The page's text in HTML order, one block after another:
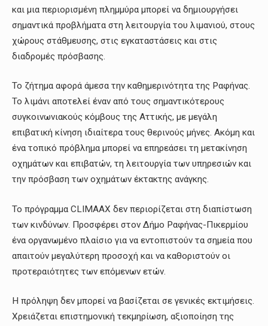
και μια περιορισμένη πλημμύρα μπορεί να δημιουργήσει
σημαντικά προβλήματα στη λειτουργία του λιμανιού, στους
χώρους στάθμευσης, στις εγκαταστάσεις και στις
διαδρομές πρόσβασης.
Το ζήτημα αφορά άμεσα την καθημερινότητα της Ραφήνας.
Το λιμάνι αποτελεί έναν από τους σημαντικότερους
συγκοινωνιακούς κόμβους της Αττικής, με μεγάλη
επιβατική κίνηση ιδιαίτερα τους θερινούς μήνες. Ακόμη και
ένα τοπικό πρόβλημα μπορεί να επηρεάσει τη μετακίνηση
οχημάτων και επιβατών, τη λειτουργία των υπηρεσιών και
την πρόσβαση των οχημάτων έκτακτης ανάγκης.
Το πρόγραμμα CLIMAAX δεν περιορίζεται στη διαπίστωση
των κινδύνων. Προσφέρει στον Δήμο Ραφήνας-Πικερμίου
ένα οργανωμένο πλαίσιο για να εντοπιστούν τα σημεία που
απαιτούν μεγαλύτερη προσοχή και να καθοριστούν οι
προτεραιότητες των επόμενων ετών.
Η πρόληψη δεν μπορεί να βασίζεται σε γενικές εκτιμήσεις.
Χρειάζεται επιστημονική τεκμηρίωση, αξιοποίηση της